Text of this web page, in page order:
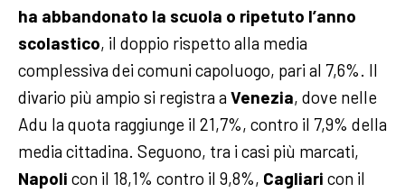
ha abbandonato la scuola o ripetuto l’anno
scolastico, il doppio rispetto alla media
complessiva dei comuni capoluogo, pari al 7,6%. Il
divario più ampio si registra a Venezia, dove nelle
Adu la quota raggiunge il 21,7%, contro il 7,9% della
media cittadina. Seguono, tra i casi più marcati,
Napoli con il 18,1% contro il 9,8%, Cagliari con il